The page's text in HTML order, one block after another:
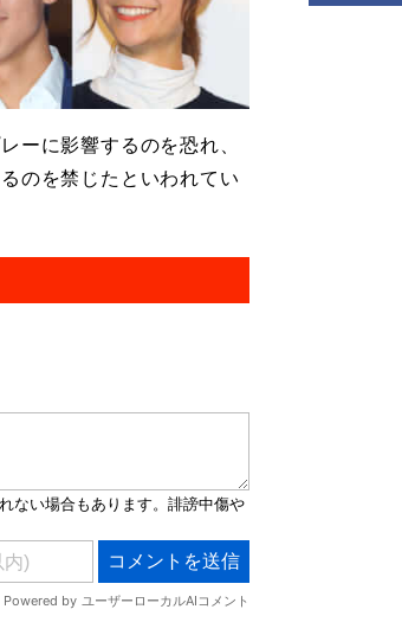
ーに影響するのを恐れ、
のを禁じたといわれてい